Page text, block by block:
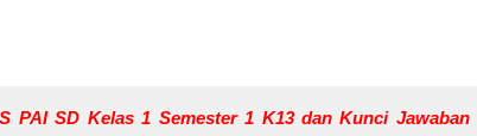
PAI SD Kelas 1 Semester 1 K13 dan Kunci Jawaban